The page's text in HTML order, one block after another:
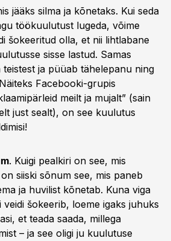
jääks silma ja kõnetaks. Kui seda
töökuulutust lugeda, võime
šokeeritud olla, et nii lihtlabane
sisse lastud. Samas
ja püüab tähelepanu ning
Facebooki-grupis
meilt ja mujalt” (sain
just sealt), on see kuulutus
. Kuigi pealkiri on see, mis
siiski sõnum see, mis paneb
ja huvilist kõnetab. Kuna viga
veidi šokeerib, loeme igaks juhuks
et teada saada, millega
– ja see oligi ju kuulutuse